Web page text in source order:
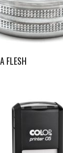
FLESH